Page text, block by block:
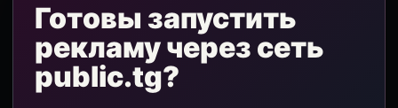
Готовы запустить
рекламу через сеть
public.tg?